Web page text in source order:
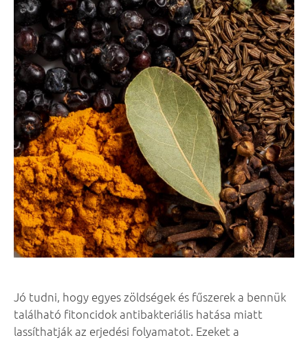
Jó tudni, hogy egyes zöldségek és fűszerek a bennük
található fitoncidok antibakteriális hatása miatt
lassíthatják az erjedési folyamatot. Ezeket a